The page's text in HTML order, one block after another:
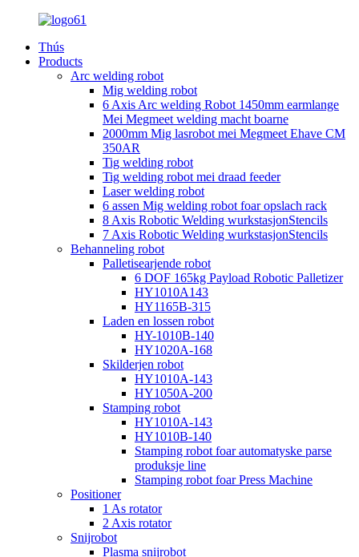
Thús
Products
Arc welding robot
Mig welding robot
6 Axis Arc welding Robot 1450mm earmlange
Mei Megmeet welding macht boarne
2000mm Mig lasrobot mei Megmeet Ehave CM
350AR
Tig welding robot
Tig welding robot mei draad feeder
Laser welding robot
6 assen Mig welding robot foar opslach rack
8 Axis Robotic Welding wurkstasjonStencils
7 Axis Robotic Welding wurkstasjonStencils
Behanneling robot
Palletisearjende robot
6 DOF 165kg Payload Robotic Palletizer
HY1010A143
HY1165B-315
Laden en lossen robot
HY-1010B-140
HY1020A-168
Skilderjen robot
HY1010A-143
HY1050A-200
Stamping robot
HY1010A-143
HY1010B-140
Stamping robot foar automatyske parse
produksje line
Stamping robot foar Press Machine
Positioner
1 As rotator
2 Axis rotator
Snijrobot
Plasma snijrobot